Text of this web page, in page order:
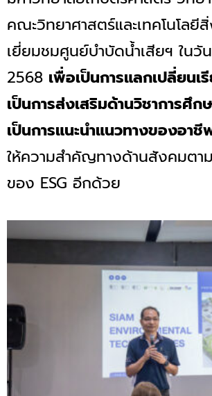
คณะวิทยาศาสตร์และเทคโนโลยี
เยี่ยมชมศูนย์บำบัดน้ำเสียฯ ใน
2568 เพื่อเป็นการแลกเปลี่ยนเ
เป็นการส่งเสริมด้านวิชาการศึก
เป็นการแนะนำแนวทางของอาชี
ให้ความสำคัญทางด้านสังคมตา
ของ ESG อีกด้วย